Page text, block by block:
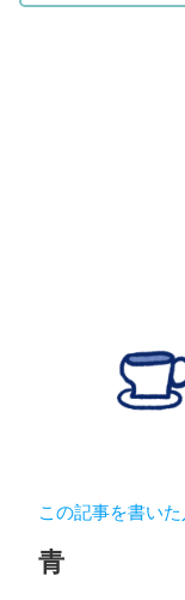
この記事を書いた
青